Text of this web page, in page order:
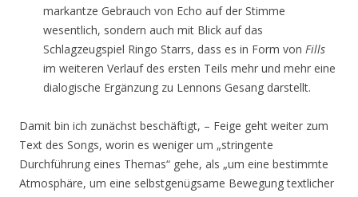
markantze Gebrauch von Echo auf der Stimme
wesentlich, sondern auch mit Blick auf das
Schlagzeugspiel Ringo Starrs, dass es in Form von Fills
im weiteren Verlauf des ersten Teils mehr und mehr eine
dialogische Ergänzung zu Lennons Gesang darstellt.
Damit bin ich zunächst beschäftigt, – Feige geht weiter zum
Text des Songs, worin es weniger um „stringente
Durchführung eines Themas“ gehe, als „um eine bestimmte
Atmosphäre, um eine selbstgenügsame Bewegung textlicher